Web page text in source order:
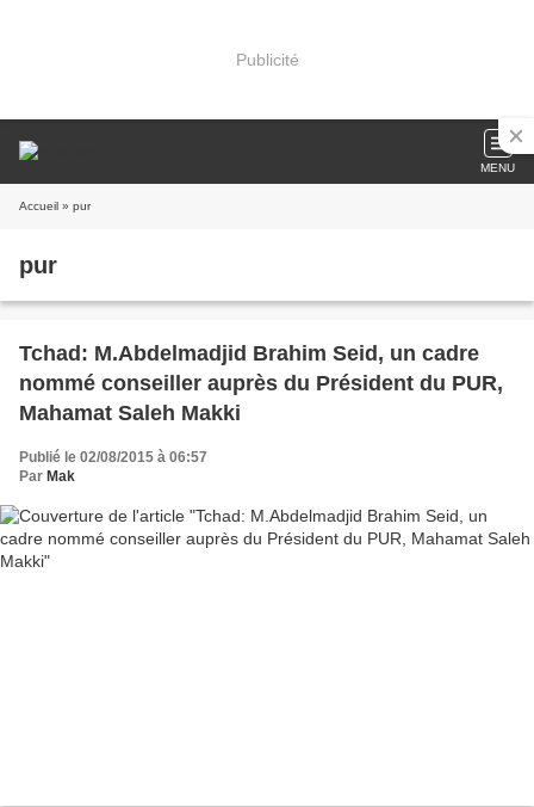
Publicité
MENU
Accueil » pur
pur
Tchad: M.Abdelmadjid Brahim Seid, un cadre
nommé conseiller auprès du Président du PUR,
Mahamat Saleh Makki
Publié le 02/08/2015 à 06:57
Par Mak